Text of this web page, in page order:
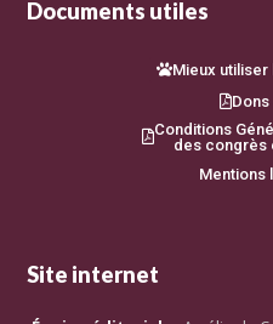
Documents utiles
Mieux utiliser
Conditions
des congrès
Mentions
Site internet